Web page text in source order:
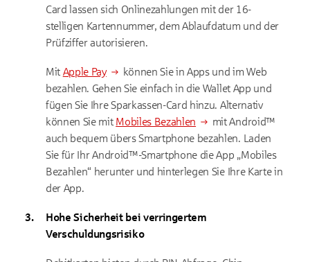
Card lassen sich Onlinezahlungen mit der 16-
stelligen Kartennummer, dem Ablaufdatum und der
Prüfziffer autorisieren.
Mit Apple Pay
können Sie in Apps und im Web
bezahlen. Gehen Sie einfach in die Wallet App und
fügen Sie Ihre Sparkassen-Card hinzu. Alternativ
können Sie mit Mobiles Bezahlen
mit Android™
auch bequem übers Smartphone bezahlen. Laden
Sie für Ihr Android™-Smartphone die App „Mobiles
Bezahlen“ herunter und hinterlegen Sie Ihre Karte in
der App.
Hohe Sicherheit bei verringertem
Verschuldungsrisiko